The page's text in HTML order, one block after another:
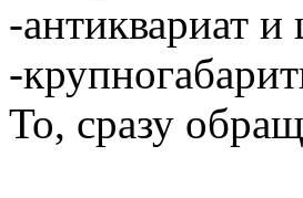
-антиквариат
-
То, сразу